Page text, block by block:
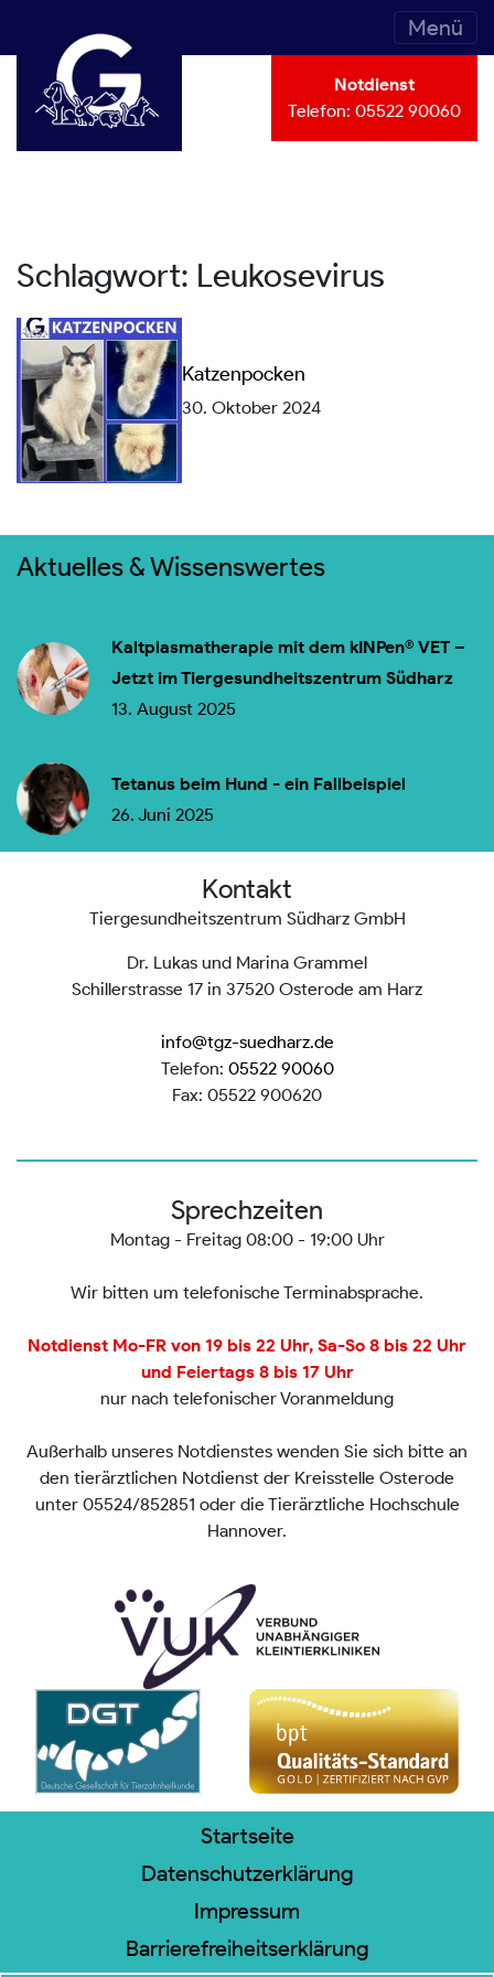
Menü
Notdienst
Telefon: 05522 90060
Schlagwort: Leukosevirus
Katzenpocken
30. Oktober 2024
Aktuelles & Wissenswertes
Kaltplasmatherapie mit dem kINPen® VET –
Jetzt im Tiergesundheitszentrum Südharz
13. August 2025
Tetanus beim Hund - ein Fallbeispiel
26. Juni 2025
Kontakt
Tiergesundheitszentrum Südharz GmbH
Dr. Lukas und Marina Grammel
Schillerstrasse 17 in 37520 Osterode am Harz
info@tgz-suedharz.de
Telefon: 05522 90060
Fax: 05522 900620
Sprechzeiten
Montag - Freitag 08:00 - 19:00 Uhr
Wir bitten um telefonische Terminabsprache.
Notdienst Mo-FR von 19 bis 22 Uhr, Sa-So 8 bis 22 Uhr
und Feiertags 8 bis 17 Uhr
nur nach telefonischer Voranmeldung
Außerhalb unseres Notdienstes wenden Sie sich bitte an
den tierärztlichen Notdienst der Kreisstelle Osterode
unter 05524/852851 oder die Tierärztliche Hochschule
Hannover.
Startseite
Datenschutzerklärung
Impressum
Barrierefreiheitserklärung